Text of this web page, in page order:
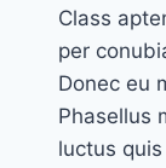
Class
per
Donec eu
Phasellus
luctus